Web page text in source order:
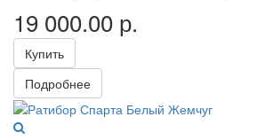
19 000.00 р.
Купить
Подробнее